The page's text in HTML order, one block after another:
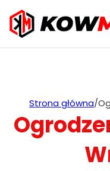
Strona główna/